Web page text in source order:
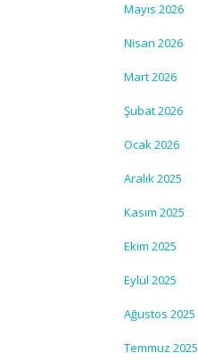
Mayıs 2026
Nisan 2026
Mart 2026
Şubat 2026
Ocak 2026
Aralık 2025
Kasım 2025
Ekim 2025
Eylül 2025
Ağustos 2025
Temmuz 2025